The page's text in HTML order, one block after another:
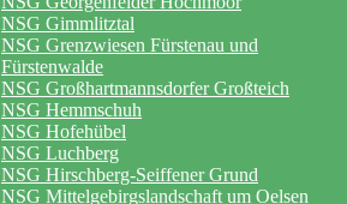
NSG Gimmlitztal
NSG Grenzwiesen Fürstenau und
Fürstenwalde
NSG Großhartmannsdorfer Großteich
NSG Hemmschuh
NSG Hofehübel
NSG Luchberg
NSG Hirschberg-Seiffener Grund
NSG Mittelgebirgslandschaft um Oelsen